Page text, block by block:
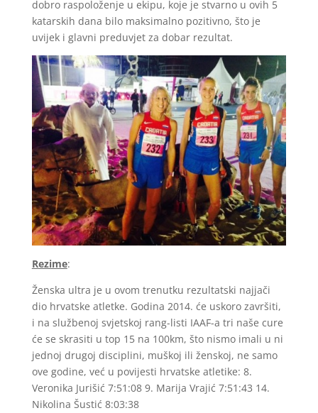
dobro raspoloženje u ekipu, koje je stvarno u ovih 5
katarskih dana bilo maksimalno pozitivno, što je
uvijek i glavni preduvjet za dobar rezultat.
Rezime:
Ženska ultra je u ovom trenutku rezultatski najjači
dio hrvatske atletke. Godina 2014. će uskoro završiti,
i na službenoj svjetskoj rang-listi IAAF-a tri naše cure
će se skrasiti u top 15 na 100km, što nismo imali u ni
jednoj drugoj disciplini, muškoj ili ženskoj, ne samo
ove godine, već u povijesti hrvatske atletike: 8.
Veronika Jurišić 7:51:08 9. Marija Vrajić 7:51:43 14.
Nikolina Šustić 8:03:38